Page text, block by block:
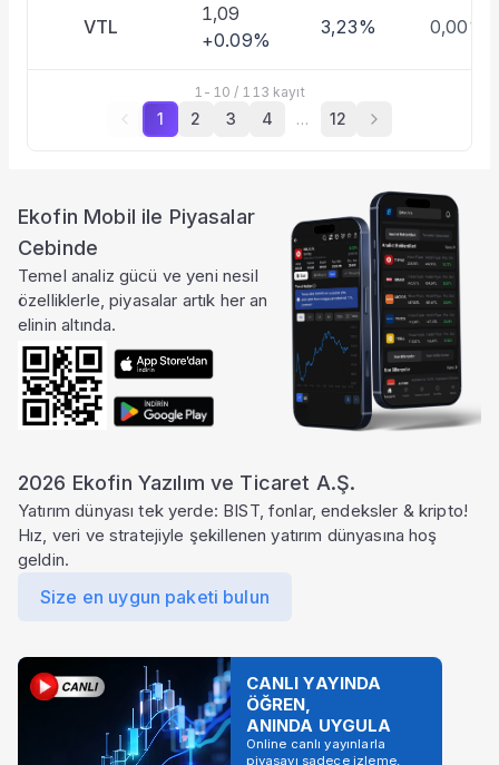
VTL
1,09
+0.09%
3,23% 0,00%
1 - 10 / 113 kayıt
1 2 3 4 … 12
Ekofin Mobil ile Piyasalar
Cebinde
Temel analiz gücü ve yeni nesil
özelliklerle, piyasalar artık her an
elinin altında.
2026 Ekofin Yazılım ve Ticaret A.Ş.
Yatırım dünyası tek yerde: BIST, fonlar, endeksler & kripto!
Hız, veri ve stratejiyle şekillenen yatırım dünyasına hoş
geldin.
Size en uygun paketi bulun
CANLI YAYINDA
ÖĞREN,
ANINDA UYGULA
Online canlı yayınlarla
piyasayı sadece izleme,